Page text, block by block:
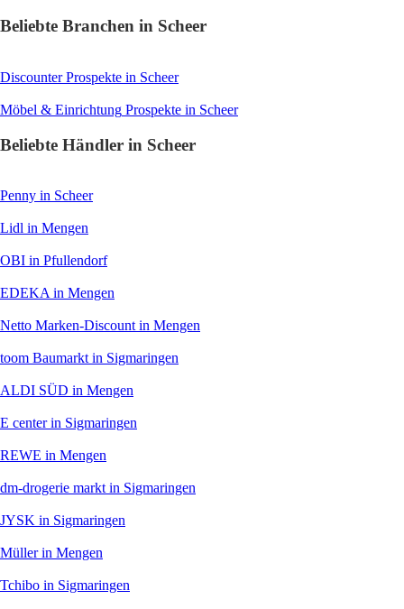
Beliebte Branchen in Scheer
DiscounterProspekte in Scheer
Möbel & Einrichtung Prospekte in Scheer
Beliebte Händler in Scheer
Penny in Scheer
Lidl in Mengen
OBI in Pfullendorf
EDEKA in Mengen
Netto Marken-Discount in Mengen
toom Baumarkt in Sigmaringen
ALDI SÜD in Mengen
E centerin Sigmaringen
REWE in Mengen
dm-drogerie markt in Sigmaringen
JYSK in Sigmaringen
Müllerin Mengen
Tchibo in Sigmaringen